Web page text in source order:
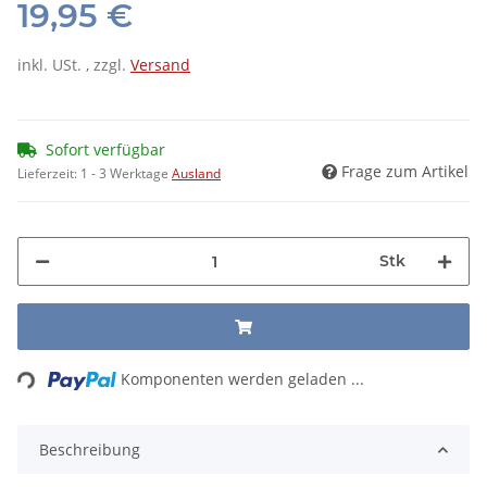
19,95 €
inkl. USt. , zzgl. Versand
Sofort verfügbar
Lieferzeit: 1 - 3 Werktage Ausland Frage zum Artikel
Stk
Loading... Komponenten werden geladen ...
Beschreibung